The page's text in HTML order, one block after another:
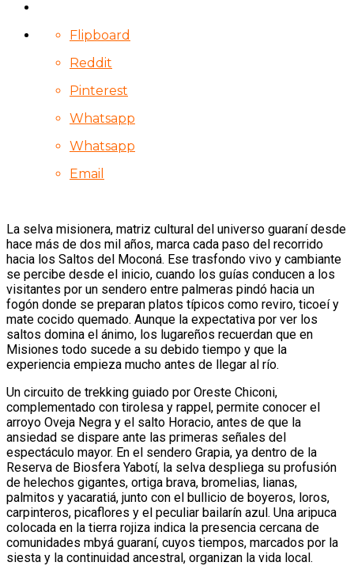
Flipboard
Reddit
Pinterest
Whatsapp
Whatsapp
Email
La selva misionera, matriz cultural del universo guaraní desde
hace más de dos mil años, marca cada paso del recorrido
hacia los Saltos del Moconá. Ese trasfondo vivo y cambiante
se percibe desde el inicio, cuando los guías conducen a los
visitantes por un sendero entre palmeras pindó hacia un
fogón donde se preparan platos típicos como reviro, ticoeí y
mate cocido quemado. Aunque la expectativa por ver los
saltos domina el ánimo, los lugareños recuerdan que en
Misiones todo sucede a su debido tiempo y que la
experiencia empieza mucho antes de llegar al río.
Un circuito de trekking guiado por Oreste Chiconi,
complementado con tirolesa y rappel, permite conocer el
arroyo Oveja Negra y el salto Horacio, antes de que la
ansiedad se dispare ante las primeras señales del
espectáculo mayor. En el sendero Grapia, ya dentro de la
Reserva de Biosfera Yabotí, la selva despliega su profusión
de helechos gigantes, ortiga brava, bromelias, lianas,
palmitos y yacaratiá, junto con el bullicio de boyeros, loros,
carpinteros, picaflores y el peculiar bailarín azul. Una aripuca
colocada en la tierra rojiza indica la presencia cercana de
comunidades mbyá guaraní, cuyos tiempos, marcados por la
siesta y la continuidad ancestral, organizan la vida local.